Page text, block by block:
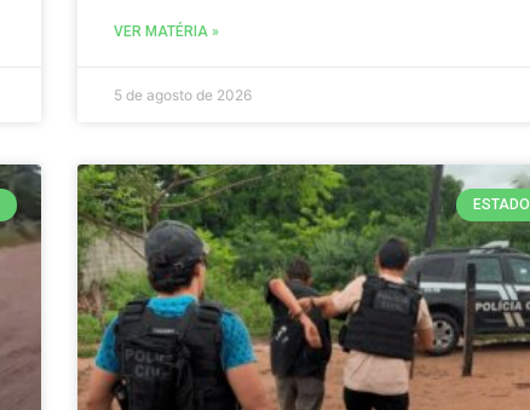
VER MATÉRIA »
5 de agosto de 2026
ESTADO